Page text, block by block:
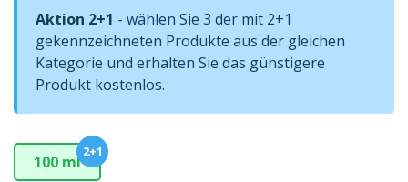
Aktion 2+1 - wählen Sie 3 der mit 2+1
gekennzeichneten Produkte aus der gleichen
Kategorie und erhalten Sie das günstigere
Produkt kostenlos.
100 ml
2+1